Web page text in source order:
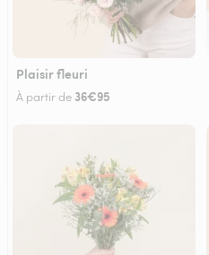
Plaisir fleuri
À partir de 36€95